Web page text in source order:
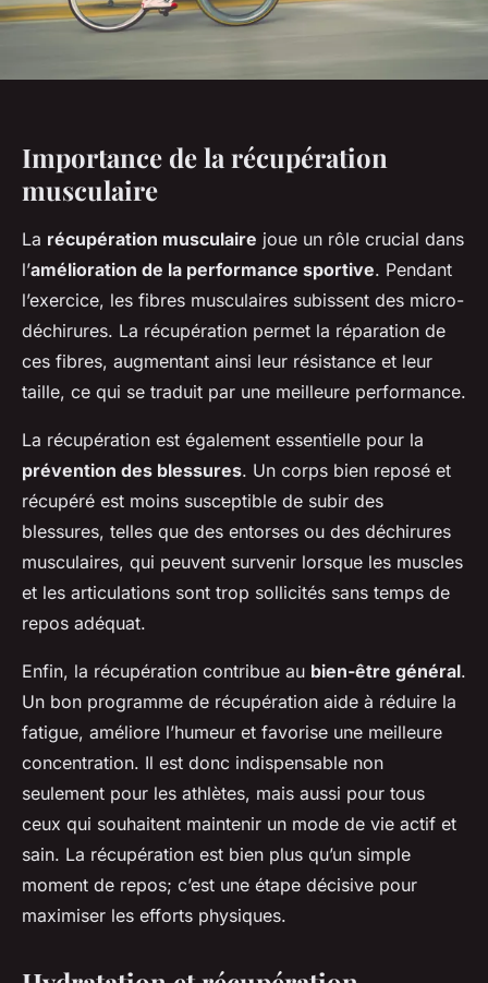
Importance de la récupération
musculaire
La récupération musculaire joue un rôle crucial dans
l’amélioration de la performance sportive. Pendant
l’exercice, les fibres musculaires subissent des micro-
déchirures. La récupération permet la réparation de
ces fibres, augmentant ainsi leur résistance et leur
taille, ce qui se traduit par une meilleure performance.
La récupération est également essentielle pour la
prévention des blessures. Un corps bien reposé et
récupéré est moins susceptible de subir des
blessures, telles que des entorses ou des déchirures
musculaires, qui peuvent survenir lorsque les muscles
et les articulations sont trop sollicités sans temps de
repos adéquat.
Enfin, la récupération contribue au bien-être général.
Un bon programme de récupération aide à réduire la
fatigue, améliore l’humeur et favorise une meilleure
concentration. Il est donc indispensable non
seulement pour les athlètes, mais aussi pour tous
ceux qui souhaitent maintenir un mode de vie actif et
sain. La récupération est bien plus qu’un simple
moment de repos; c’est une étape décisive pour
maximiser les efforts physiques.